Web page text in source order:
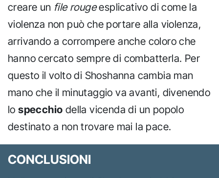
creare un file rougeesplicativo di come la
violenza non può che portare alla violenza,
arrivando a corrompere anche coloro che
hanno cercato sempre di combatterla. Per
questo il volto di Shoshanna cambia man
mano che il minutaggio va avanti, divenendo
lospecchio della vicenda di un popolo
destinato a non trovare mai la pace.
CONCLUSIONI